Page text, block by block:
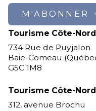
M'ABONNER
Tourisme Côte-
734 Rue de Puyjalon
Baie-Comeau
G5C 1M8
Tourisme Côte-
312, avenue Brochu